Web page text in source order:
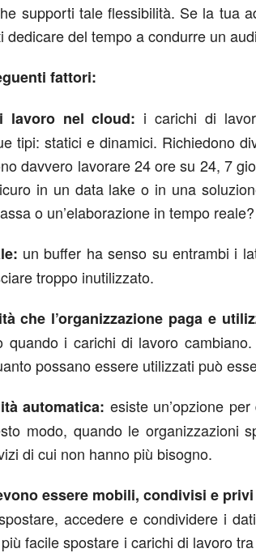
supporti tale flessibilità. Se la tua
del tempo a condurre un
fattori:
lavoro nel cloud: i carichi di
tipi: statici e dinamici. Richiedono
davvero lavorare 24 ore su 24, 7
in un data lake o in una
o un’elaborazione in tempo reale?
un buffer ha senso su entrambi i
troppo inutilizzato.
che l’organizzazione paga e
i carichi di lavoro cambiano.
possano essere utilizzati può
automatica: esiste un’opzione
modo, quando le organizzazioni
di cui non hanno più bisogno.
essere mobili, condivisi e
accedere e condividere i
facile spostare i carichi di lavoro